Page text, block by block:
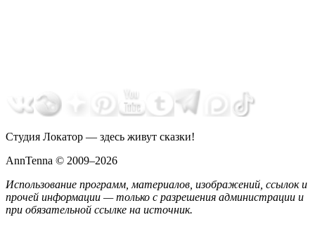
Студия Локатор — здесь живут сказки!
AnnTenna © 2009–2026
Использование программ, материалов, изображений, ссылок и
прочей информации — только с разрешения администрации и
при обязательной ссылке на источник.